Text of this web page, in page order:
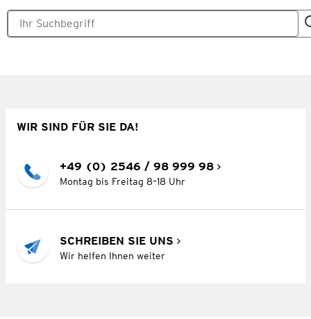
WIR SIND FÜR SIE DA!
+49 (0) 2546 / 98 999 98
Montag bis Freitag 8–18 Uhr
SCHREIBEN SIE UNS
Wir helfen Ihnen weiter